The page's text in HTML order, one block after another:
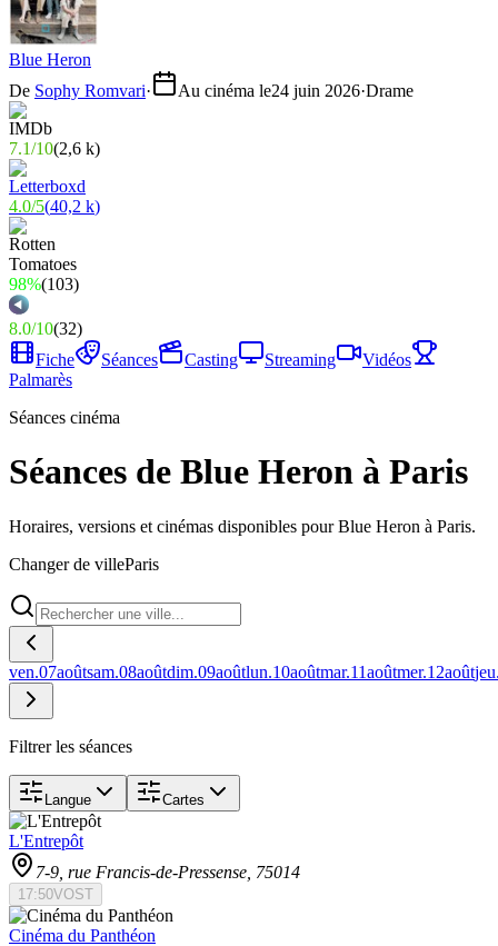
Blue Heron
De Sophy Romvari· Au cinéma le24 juin 2026·Drame
7.1/10(2,6 k)
4.0/5(40,2 k)
98%(103)
8.0/10(32)
Fiche
Séances Casting Streaming
Vidéos
Palmarès
Séances cinéma
Séances de Blue Heron à Paris
Horaires, versions et cinémas disponibles pour Blue Heron à Paris.
Changer de villeParis
ven.07aoûtsam.08aoûtdim.09aoûtlun.10aoûtmar.11aoûtmer.12août
Filtrer les séances
Langue Cartes
L'Entrepôt
7-9, rue Francis-de-Pressense , 75014
17:50VOST
Cinéma du Panthéon